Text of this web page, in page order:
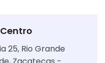
25, Rio Grande